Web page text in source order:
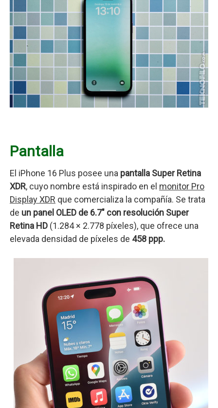
Pantalla
El iPhone 16 Plus posee una pantalla Super Retina
XDR, cuyo nombre está inspirado en el monitor Pro
Display XDR que comercializa la compañía. Se trata
de un panel OLED de 6.7″ con resolución Super
Retina HD (1.284 × 2.778 píxeles), que ofrece una
elevada densidad de píxeles de 458 ppp.